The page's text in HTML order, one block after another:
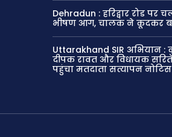
Dehradun : हरिद्वार रोड पर
भीषण आग, चालक ने कूदकर
Uttarakhand SIR अभियान
दीपक रावत और विधायक
पहुंचा मतदाता सत्यापन नोटिस